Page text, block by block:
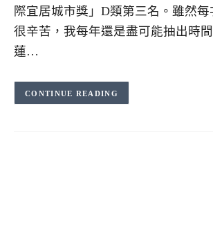
際宜居城市獎」D類第三名。雖然
很辛苦，我每年還是盡可能抽出時
蓮…
CONTINUE READING